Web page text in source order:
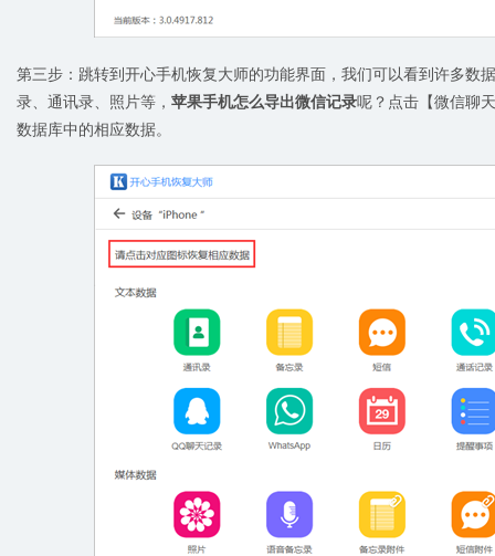
第三步：跳转到开心手机恢复大师的功能界面，我们可以看到许多数
录、通讯录、照片等， 苹果手机怎么导出微信记录呢？点击【微信聊
数据库中的相应数据。